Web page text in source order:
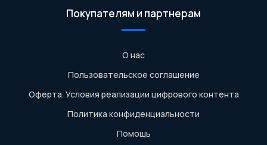
Покупателям и партнерам
О нас
Пользовательское соглашение
Оферта. Условия реализации цифрового контента
Политика конфиденциальности
Помощь